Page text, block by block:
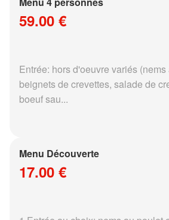
59.00 €
Entrée: hors d'oeuvre variés (nems
beignets de crevettes, salade de
boeuf sau...
Menu Découverte
17.00 €